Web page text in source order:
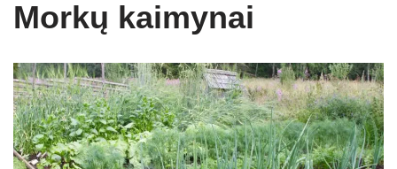
Morkų kaimynai